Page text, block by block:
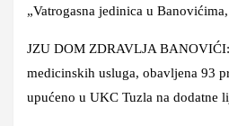
„Vatrogasna jedinica u
JZU DOM ZDRAVLJA
medicinskih usluga, obavljena 93
upućeno u UKC Tuzla na dodatne